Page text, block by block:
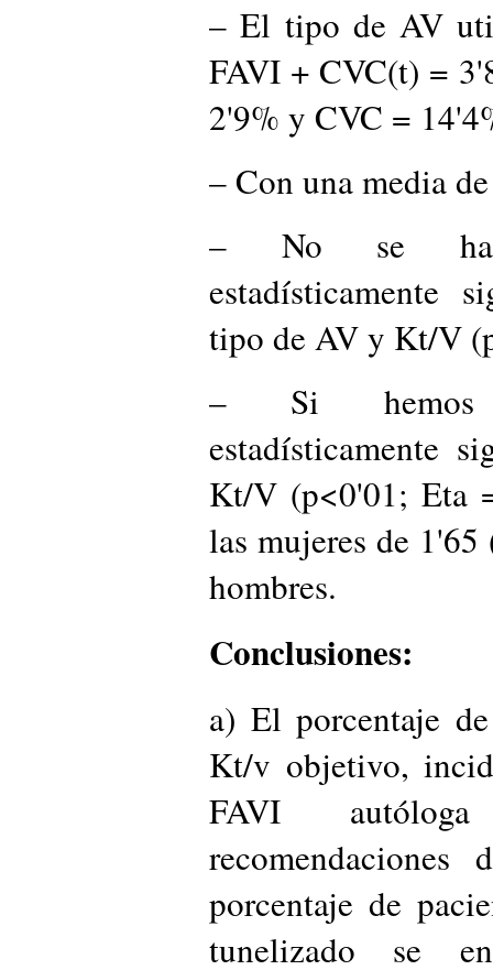
– El tipo de AV
FAVI + CVC(t) =
2'9% y CVC =
– Con una media
– No se ha
estadísticamente
tipo de AV y Kt/V
– Si hemos
estadísticamente
Kt/V (p<0'01; Eta
las mujeres de
hombres.
Conclusiones:
a) El porcentaje
Kt/v objetivo,
FAVI
porcentaje de
tunelizado se